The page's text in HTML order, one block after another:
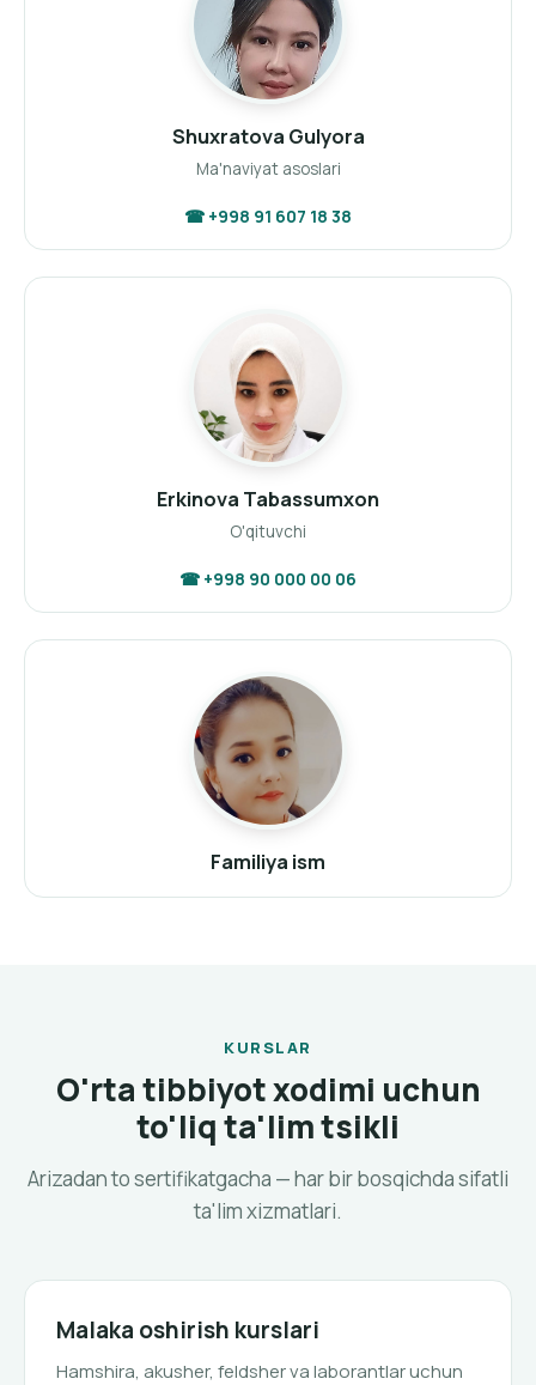
Shuxratova Gulyora
Ma'naviyat asoslari
☎ +998 91 607 18 38
Erkinova Tabassumxon
O'qituvchi
☎ +998 90 000 00 06
Familiya ism
KURSLAR
O'rta tibbiyot xodimi uchun
to'liq ta'lim tsikli
Arizadan to sertifikatgacha — har bir bosqichda sifatli
ta'lim xizmatlari.
Malaka oshirish kurslari
Hamshira, akusher, feldsher va laborantlar uchun